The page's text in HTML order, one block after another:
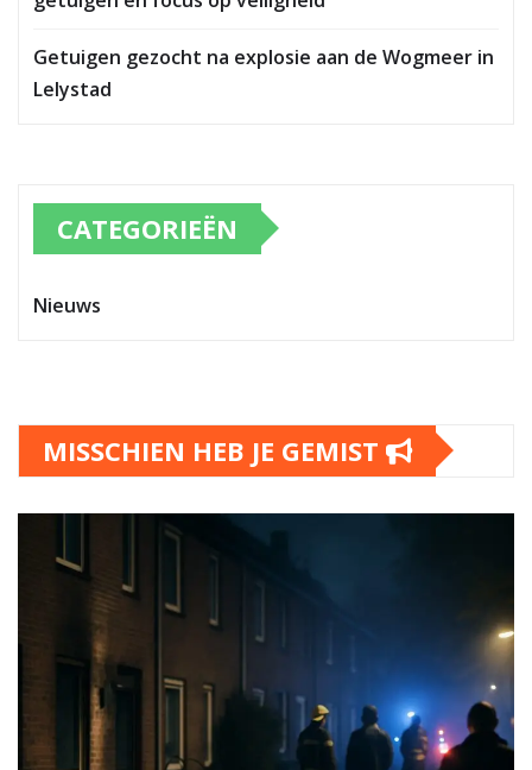
Getuigen gezocht na explosie aan de Wogmeer in
Lelystad
CATEGORIEËN
Nieuws
MISSCHIEN HEB JE GEMIST